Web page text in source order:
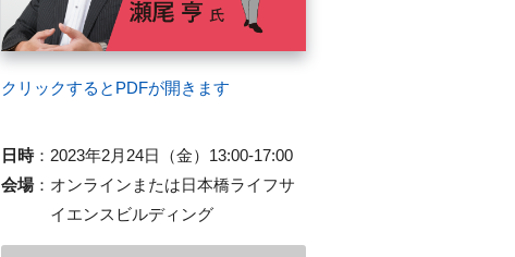
クリックするとPDFが開きます
日時： 2023年2月24日（金）13:00-17:00
会場： オンラインまたは日本橋ライフサ
イエンスビルディング